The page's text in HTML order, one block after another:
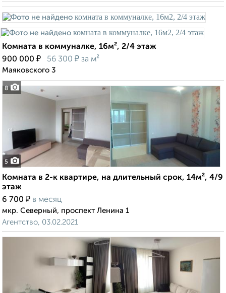
8
Комната в коммуналке, 16м², 2/4 этаж
900 000 ₽ 56 300 ₽ за м²
Маяковского 3
5
Комната в 2-к квартире, на длительный срок, 14м², 4/9
этаж
6 700 ₽ в месяц
мкр. Северный, проспект Ленина 1
Агентство, 03.02.2021